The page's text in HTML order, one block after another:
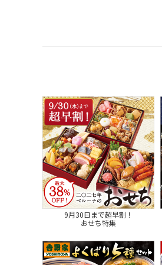
9月30日まで超早割！
おせち特集